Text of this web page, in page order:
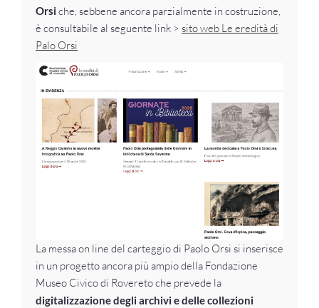
Orsiche, sebbene ancora parzialmente in costruzione,
è consultabile al seguente link > sito web Le eredità di
Palo Orsi
La messa on line del carteggio di Paolo Orsi si inserisce
in un progetto ancora più ampio della Fondazione
Museo Civico di Rovereto che prevede la
digitalizzazione degli archivi e delle collezioni